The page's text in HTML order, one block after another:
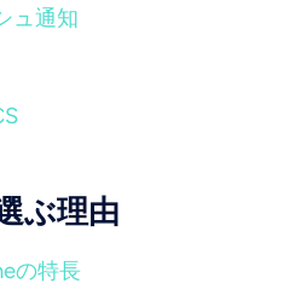
ュ通知
ぶ理由
の特長